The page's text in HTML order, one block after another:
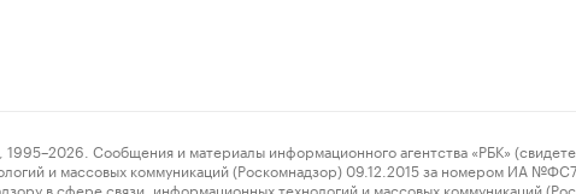
Сообщения и материалы информационного агентства «РБК»
и массовых коммуникаций (Роскомнадзор) 09.12.2015 за номером ИА
в сфере связи, информационных технологий и массовых коммуникаций